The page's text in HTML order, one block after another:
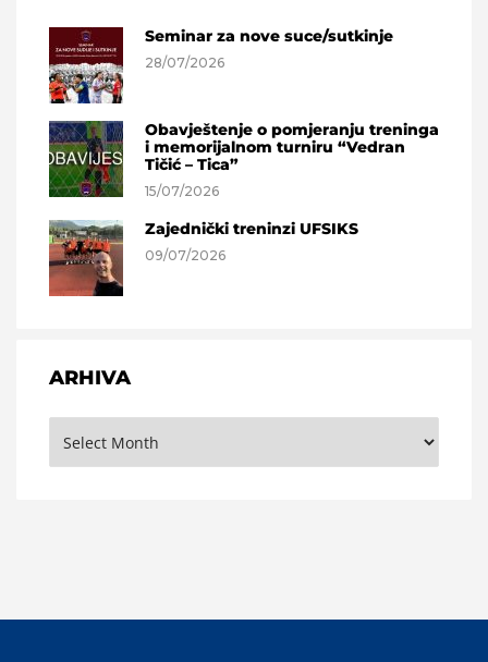
Seminar za nove suce/sutkinje
28/07/2026
Obavještenje o pomjeranju treninga
i memorijalnom turniru “Vedran
Tičić – Tica”
15/07/2026
Zajednički treninzi UFSIKS
09/07/2026
ARHIVA